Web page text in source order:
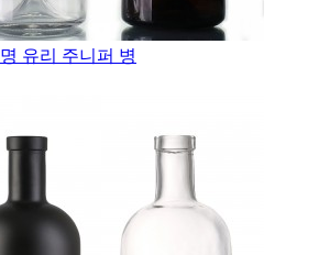
유리 주니퍼 병